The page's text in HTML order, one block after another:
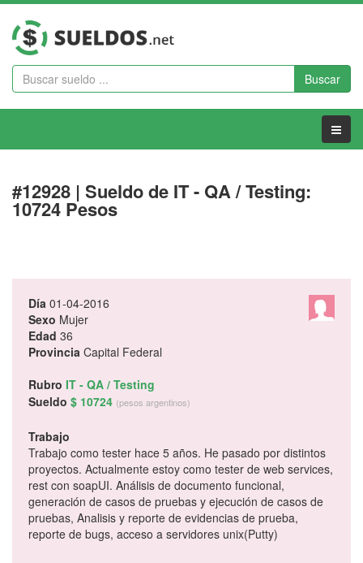
Buscar
Menu
#12928 | Sueldo de IT - QA / Testing:
10724 Pesos
Día 01-04-2016
Sexo Mujer
Edad 36
Provincia Capital Federal
Rubro IT - QA / Testing
Sueldo $ 10724 (pesos argentinos)
Trabajo
Trabajo como tester hace 5 años. He pasado por distintos
proyectos. Actualmente estoy como tester de web services,
rest con soapUI. Análisis de documento funcional,
generación de casos de pruebas y ejecución de casos de
pruebas, Analisis y reporte de evidencias de prueba,
reporte de bugs, acceso a servidores unix(Putty)